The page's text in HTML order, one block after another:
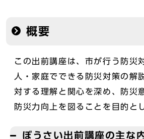
概要
この出前講座は、市が行う防災
人・家庭でできる防災対策の解
対する理解と関心を深め、防災
防災力向上を図ることを目的と
ぼうさい出前講座の主な